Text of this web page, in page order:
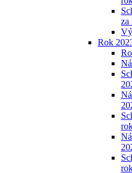
za
Rok